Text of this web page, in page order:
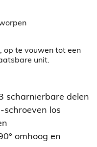
op te vouwen tot een
unit.
scharnierbare delen
schroeven los
omhoog en